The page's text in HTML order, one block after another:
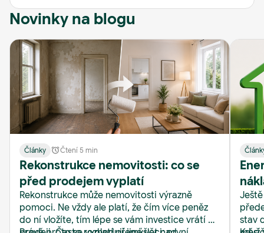
Novinky na blogu
Články Čtení 5 min
Rekonstrukce nemovitosti: co se
před prodejem vyplatí
Rekonstrukce může nemovitosti výrazně
pomoci. Ne vždy ale platí, že čím více peněz
do ní vložíte, tím lépe se vám investice vrátí při
stav